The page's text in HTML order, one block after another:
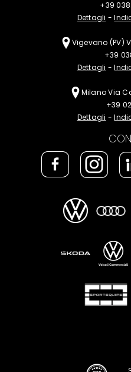
+39
Dettagli -
Vigevano (PV)
+39
Dettagli -
MilanoVia
+39
Dettagli -